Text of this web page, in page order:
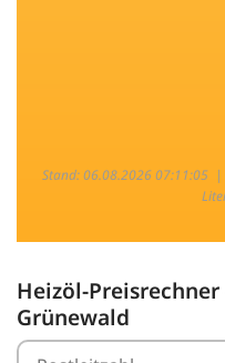
Stand: 06.08.2026 07:11:05 |
Heizöl-
Grünewald